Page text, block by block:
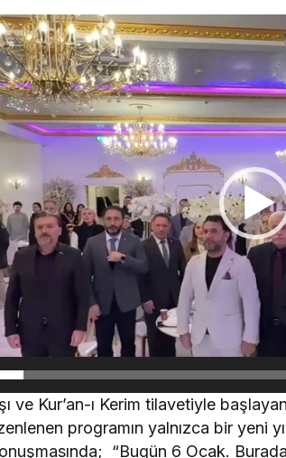
ve Kur’an-ı Kerim tilavetiyle
programın yalnızca bir yeni
“Bugün 6 Ocak.